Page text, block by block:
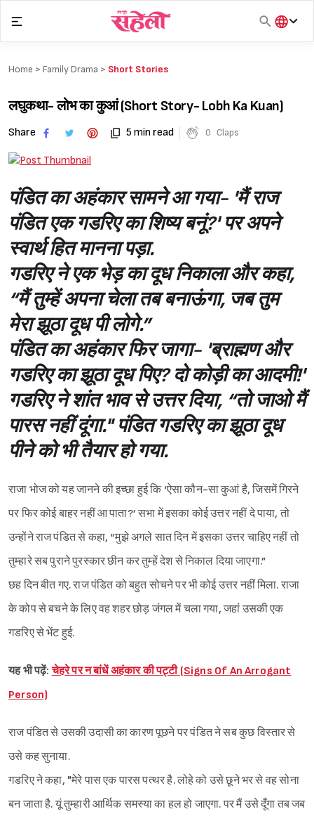
content
हिंदी
Home > Family Drama > Short Stories
लघुकथा- लोभ का कुआं (Short Story- Lobh Ka Kuan)
Share 5 min read 0 Claps
पंडित का अहंकार सामने आ गया- 'मैं राज
पंडित एक गडरिए का शिष्य बनूं?' पर अपने
स्वार्थ हित मानना पड़ा.
गडरिए ने एक भेड़ का दूध निकाला और कहा,
“मैं तुम्हें अपना चेला तब बनाऊंगा, जब तुम
मेरा झूठा दूध पी लोगे.”
पंडित का अहंकार फिर जागा- 'ब्राह्मण और
गडरिए का झूठा दूध पिए? दो कोड़ी का आदमी!'
गडरिए ने शांत भाव से उत्तर दिया, “तो जाओ मैं
पारस नहीं दूंगा." पंडित गडरिए का झूठा दूध
पीने को भी तैयार हो गया.
राजा भोज को यह जानने की इच्छा हुई कि ‘ऐसा कौन-सा कुआं है, जिसमें गिरने
पर फिर कोई बाहर नहीं आ पाता?’ सभा में इसका कोई उत्तर नहीं दे पाया, तो
उन्होंने राज पंडित से कहा, “मुझे अगले सात दिन में इसका उत्तर चाहिए नहीं तो
तुम्हारे सब पुराने पुरस्कार छीन कर तुम्हें देश से निकाल दिया जाएगा.”
छह दिन बीत गए. राज पंडित को बहुत सोचने पर भी कोई उत्तर नहीं मिला. राजा
के कोप से बचने के लिए वह शहर छोड़ जंगल में चला गया, जहां उसकी एक
गडरिए से भेंट हुई.
यह भी पढ़ें:चेहरे पर न बांधें अहंकार की पट्टी (Signs Of An Arrogant
Person)
राज पंडित से उसकी उदासी का कारण पूछने पर पंडित ने सब कुछ विस्तार से
उसे कह सुनाया.
गडरिए ने कहा, "मेरे पास एक पारस पत्थर है. लोहे को उसे छूने भर से वह सोना
बन जाता है. यूं तुम्हारी आर्थिक समस्या का हल हो जाएगा. पर मैं उसे दूँगा तब जब